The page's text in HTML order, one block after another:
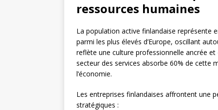
ressources humaines
La population active finlandaise représente
parmi les plus élevés d’Europe, oscillant
reflète une culture professionnelle ancrée
secteur des services absorbe 60% de cette
l’économie.
Les entreprises finlandaises affrontent une
stratégiques :